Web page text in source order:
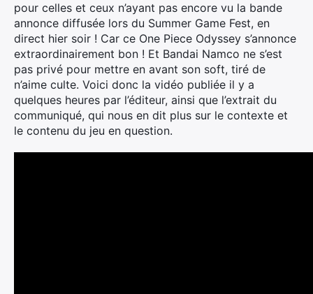
pour celles et ceux n’ayant pas encore vu la bande
annonce diffusée lors du Summer Game Fest, en
direct hier soir ! Car ce One Piece Odyssey s’annonce
extraordinairement bon ! Et Bandai Namco ne s’est
pas privé pour mettre en avant son soft, tiré de
n’aime culte. Voici donc la vidéo publiée il y a
quelques heures par l’éditeur, ainsi que l’extrait du
communiqué, qui nous en dit plus sur le contexte et
le contenu du jeu en question.